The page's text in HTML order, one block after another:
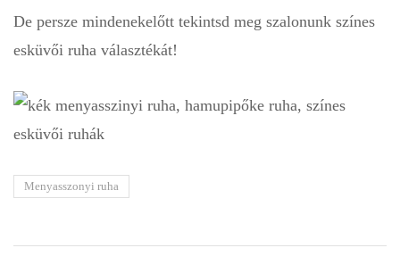
De persze mindenekelőtt tekintsd meg szalonunk színes
esküvői ruha választékát!
Menyasszonyi ruha